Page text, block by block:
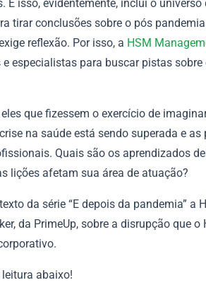
E isso, evidentemente, inclui o
tirar conclusões sobre o pós
reflexão. Por isso, a HSM
e especialistas para buscar pistas
que fizessem o exercício de
na saúde está sendo superada e
Quais são os aprendizados
lições afetam sua área de atuação?
da série “E depois da pandemia” a
da PrimeUp, sobre a disrupção que
abaixo!